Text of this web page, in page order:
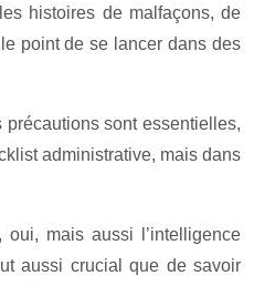
histoires de malfaçons, de
point de se lancer dans des
sont essentielles,
administrative, mais dans
mais aussi l’intelligence
aussi crucial que de savoir